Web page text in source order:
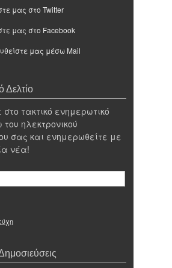
μας στο Twitter
μας στο Facebook
μας μέσω Mail
Δελτίο
τακτικό ενημερωτικό
ηλεκτρονικού
σας και ενημερωθείτε με
νέα!